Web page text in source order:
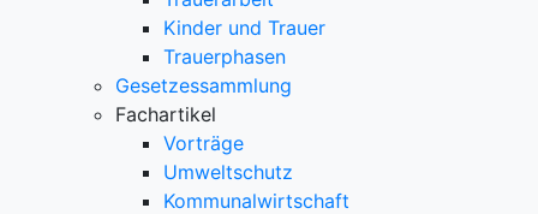
Kinder und Trauer
Trauerphasen
Gesetzessammlung
Fachartikel
Vorträge
Umweltschutz
Kommunalwirtschaft